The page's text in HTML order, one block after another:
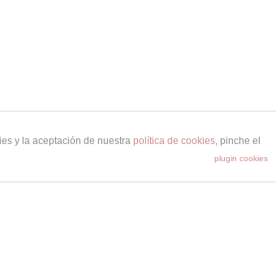
y la aceptación de nuestra política de cookies, pinche el
plugin cookies